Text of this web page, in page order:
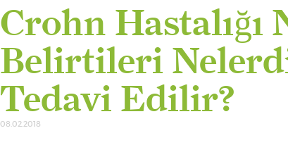
Crohn Hastalığı
Belirtileri
Tedavi Edilir?
08.02.2018